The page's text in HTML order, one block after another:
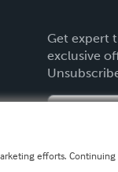
Get expert
exclusive
efforts.